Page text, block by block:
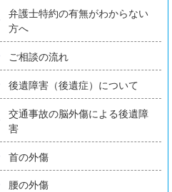
弁護士との連携をご検討の皆様
事務所紹介
弁護士紹介
弁護士費用
弁護士費用特約とは？加入して
いなくても弁護士依頼はできる
のか？